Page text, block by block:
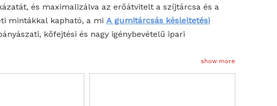
és maximalizálva az erőátvitelt a szíjtárcsa és a
mintákkal kapható, a mi A gumitárcsás késleltetési
kőfejtési és nagy igénybevételű ipari
show more